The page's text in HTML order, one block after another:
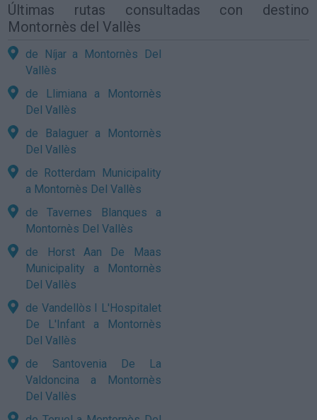
Últimas rutas consultadas con destino
Montornès del Vallès
de Níjar a Montornès Del
Vallès
de Llimiana a Montornès
Del Vallès
de Balaguer a Montornès
Del Vallès
de Rotterdam Municipality
a Montornès Del Vallès
de Tavernes Blanques a
Montornès Del Vallès
de Horst Aan De Maas
Municipality a Montornès
Del Vallès
de Vandellòs I L'Hospitalet
De L'Infant a Montornès
Del Vallès
de Santovenia De La
Valdoncina a Montornès
Del Vallès